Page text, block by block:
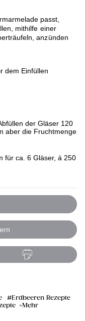
passt,
mithilfe einer
anzünden
dem Einfüllen
der Gläser 120
aber die Fruchtmenge
für ca. 6 Gläser, á 250
Erdbeeren Rezepte
Mehr